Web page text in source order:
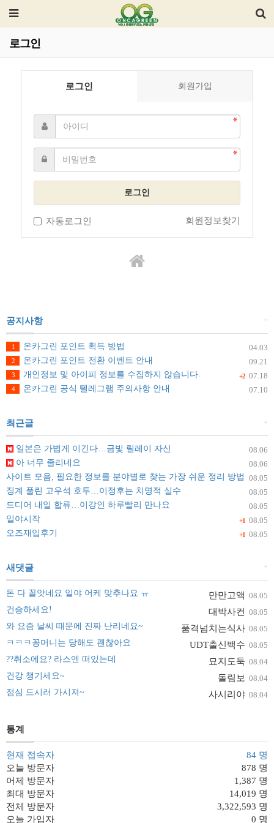
로그인
로그인 회원가입
로그인
자동로그인 회원정보찾기
+
공지사항
04.03
1
온카그린 포인트 획득 방법
09.21
2 온카그린 포인트 전환 이벤트 안내
+2 07.18
3
개인정보 및 아이피 정보를 수집하지 않습니다.
07.10
4 온카그린 공식 텔레그램 주의사항 안내
+
최근글
08.06
일본은 가볍게 이긴다…금빛 릴레이 자신
08.06
아 너무 졸리네요
08.05
사이트 모음, 필요한 정보를 분야별로 찾는 가장 쉬운 정리 방법
08.05
징계 풀린 고우석 호투…이정후는 치명적 실수
08.05
드디어 내일 합류…이강인 하루빨리 만나요
+1 08.05
일야시작
+1 08.05
오즈재입후기
+
새댓글
만만고액 08.05
돈 다 꼴앗네요 일야 어케 맞추나요 ㅠ
대박사컨 08.05
건승하세요!
품격넘치는식사 08.05
와 요즘 날씨 때문에 진짜 난리네요~
UDT출신백수 08.05
ㅋㅋㅋ꽁머니는 당해도 괜찮아요
묘지도둑 08.04
??취소에요? 라스엔 떠있는데
돌림보 08.04
건강 챙기세요~
사시리야 08.04
점심 드시러 가시져~
통계
현재 접속자
84 명
오늘 방문자
878 명
어제 방문자
1,387 명
최대 방문자
14,019 명
전체 방문자
3,322,593 명
오늘 가입자
0 명